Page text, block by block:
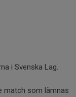
i Svenska Lag.
match som lämnas